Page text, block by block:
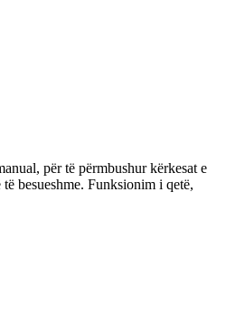
për të përmbushur kërkesat e
besueshme. Funksionim i qetë,